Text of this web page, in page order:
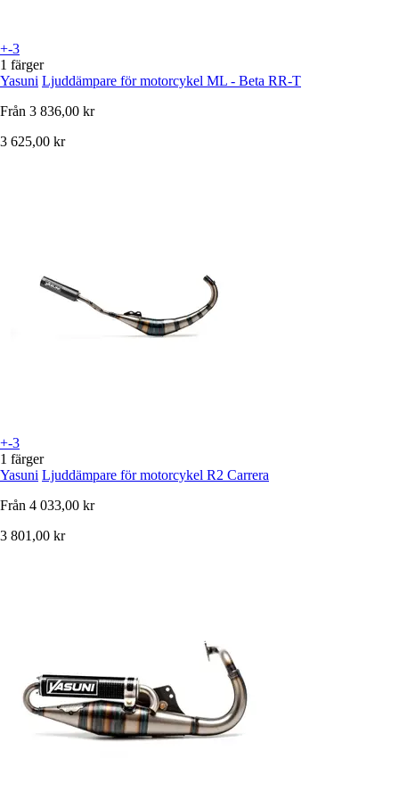
+-3
1 färger
Yasuni Ljuddämpare för motorcykel ML - Beta RR-T
Från 3 836,00 kr
3 625,00 kr
+-3
1 färger
Yasuni Ljuddämpare för motorcykel R2 Carrera
Från 4 033,00 kr
3 801,00 kr